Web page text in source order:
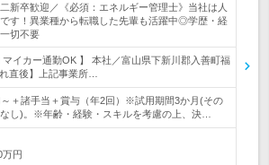
新卒歓迎／《必須：エネルギー管理士》当社は人
す！異業種から転職した先輩も活躍中◎学歴・経
切不要
マイカー通勤OK 】 本社／富山県下新川郡入善町福
直後】上記事業所…
～＋諸手当＋賞与（年2回）※試用期間3か月(その
し)。※年齢・経験・スキルを考慮の上、決…
万円